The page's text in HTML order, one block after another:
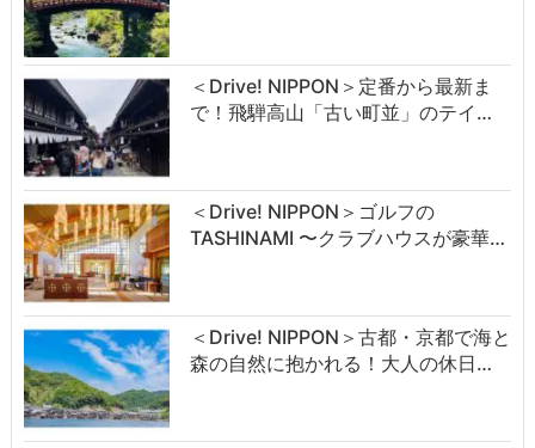
＜Drive! NIPPON＞定番から最新ま
で！飛騨高山「古い町並」のテイ…
＜Drive! NIPPON＞ゴルフの
TASHINAMI 〜クラブハウスが豪華…
＜Drive! NIPPON＞古都・京都で海と
森の自然に抱かれる！大人の休日…